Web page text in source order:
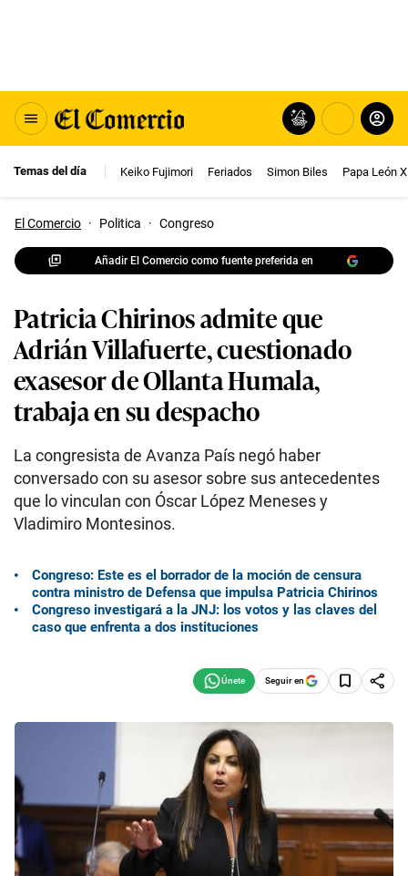
Temas del día Keiko Fujimori Feriados Simon Biles Papa León
El Comercio · Politica · Congreso
Añadir El Comercio como fuente preferida en
Patricia Chirinos admite que
Adrián Villafuerte, cuestionado
exasesor de Ollanta Humala,
trabaja en su despacho
La congresista de Avanza País negó haber
conversado con su asesor sobre sus antecedentes
que lo vinculan con Óscar López Meneses y
Vladimiro Montesinos.
Congreso: Este es el borrador de la moción de censura
contra ministro de Defensa que impulsa Patricia Chirinos
Congreso investigará a la JNJ: los votos y las claves del
caso que enfrenta a dos instituciones
Seguir en